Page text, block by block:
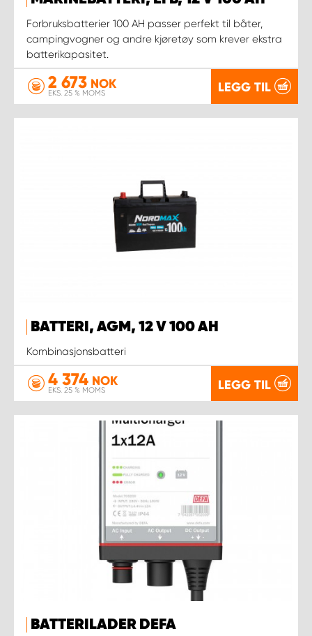
Forbruksbatterier 100 AH passer perfekt til båter,
campingvogner og andre kjøretøy som krever ekstra
batterikapasitet.
2 673 NOK
EKS. 25 % MOMS LEGG TIL
BATTERI, AGM, 12 V 100 AH
Kombinasjonsbatteri
4 374 NOK
EKS. 25 % MOMS LEGG TIL
BATTERILADER DEFA